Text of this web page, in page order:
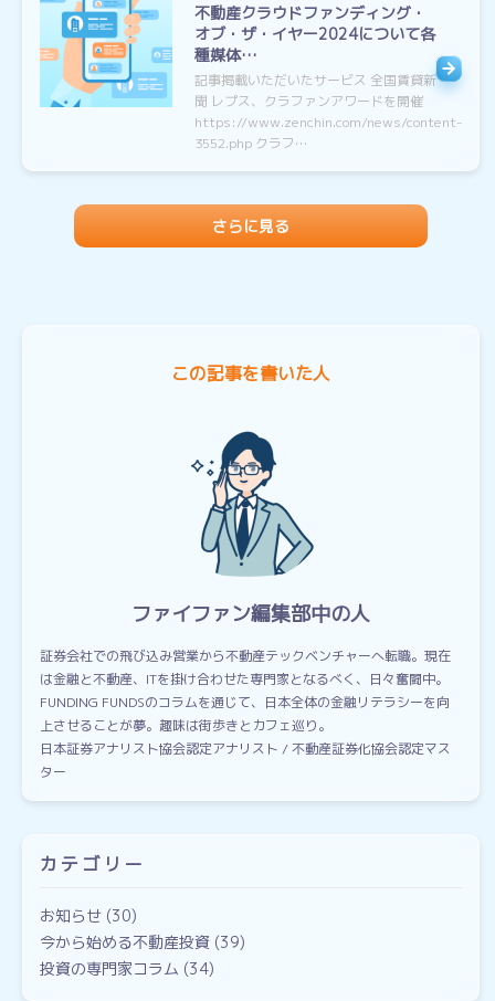
不動産クラウドファンディング・
オブ・ザ・イヤー2024について各
種媒体…
記事掲載いただいたサービス 全国賃貸新
聞 レプス、クラファンアワードを開催
https://www.zenchin.com/news/content-
3552.php クラフ…
さらに見る
この記事を書いた人
ファイファン編集部中の人
証券会社での飛び込み営業から不動産テックベンチャーへ転職。現在
は金融と不動産、ITを掛け合わせた専門家となるべく、日々奮闘中。
FUNDING FUNDSのコラムを通じて、日本全体の金融リテラシーを向
上させることが夢。趣味は街歩きとカフェ巡り。
日本証券アナリスト協会認定アナリスト / 不動産証券化協会認定マス
ター
カテゴリー
お知らせ (30)
今から始める不動産投資 (39)
投資の専門家コラム (34)